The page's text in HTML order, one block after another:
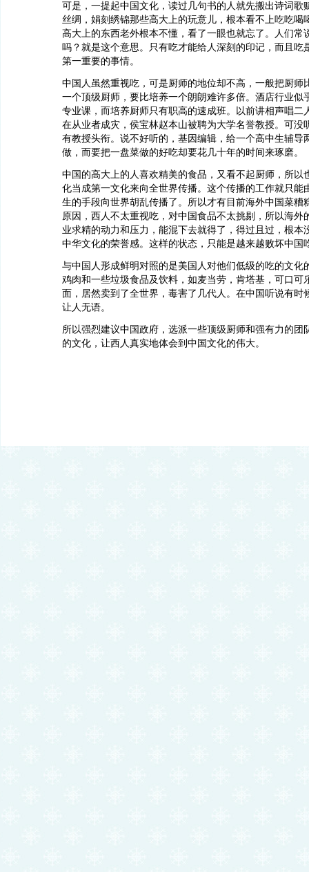
可是，一提起中国文化，读过几句书的人就先搬出诗词歌
丝绸，娟刻绣锦那些高大上的玩意儿，根本看不上吃吃喝
高大上的东西老外根本不懂，看了一眼也就忘了。人们常
吗？就是这个意思。只有吃才能给人深刻的印记，而且吃
第一重要的事情。
中国人虽然重视吃，可是厨师的地位却不高，一般把厨师
一个顶级厨师，要比培养一个朗朗难许多倍。酒店行业似
专业课，而培养厨师只有职高的速成班。以前讲相声唱二
在从业者成灾，侯宝林赵本山被聘为大学名誉教授。可没
有教授头衔。说不好听的，基因编辑，给一个高中生辅导
做，而要把一盘菜做的好吃却要花几十年的时间来琢磨。
中国的高大上的人喜欢精美的食品，又看不起厨师，所以
化当成第一文化来向全世界传播。这个传播的工作就只能
生的手段向世界胡乱传播了。所以才有目前海外中国菜糟
原因，西人不太重视吃，对中国食品不太挑剔，所以海外
业求精的动力和压力，能混下去就得了，得过且过，根本
中华文化的荣誉感。这样的状态，只能是越来越败坏中国
与中国人形成鲜明对照的是美国人对他们低级的吃的文化
鸡肉和一些垃圾食品及饮料，如麦当劳，肯塔基，可口可
面，居然卖到了全世界，毒害了几代人。在中国听说有时
让人无语。
所以强烈建议中国政府，选派一些顶级厨师和强有力的团
的文化，让西人真实地体会到中国文化的伟大。